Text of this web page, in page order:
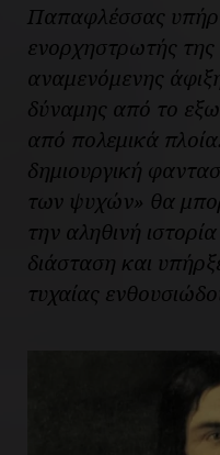
Παπαφλέσσας
ενορχηστρωτής της
αναμενόμενης
δύναμης από το
από πολεμικά
δημιουργική
των ψυχών» θα
την αληθινή
διάσταση και
τυχαίας